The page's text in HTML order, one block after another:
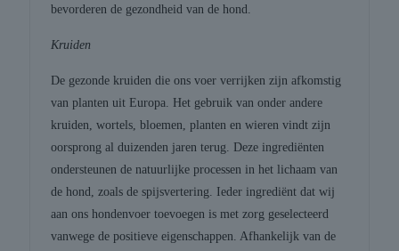
bevorderen de gezondheid van de hond.
Kruiden
De gezonde kruiden die ons voer verrijken zijn afkomstig
van planten uit Europa. Het gebruik van onder andere
kruiden, wortels, bloemen, planten en wieren vindt zijn
oorsprong al duizenden jaren terug. Deze ingrediënten
ondersteunen de natuurlijke processen in het lichaam van
de hond, zoals de spijsvertering. Ieder ingrediënt dat wij
aan ons hondenvoer toevoegen is met zorg geselecteerd
vanwege de positieve eigenschappen. Afhankelijk van de